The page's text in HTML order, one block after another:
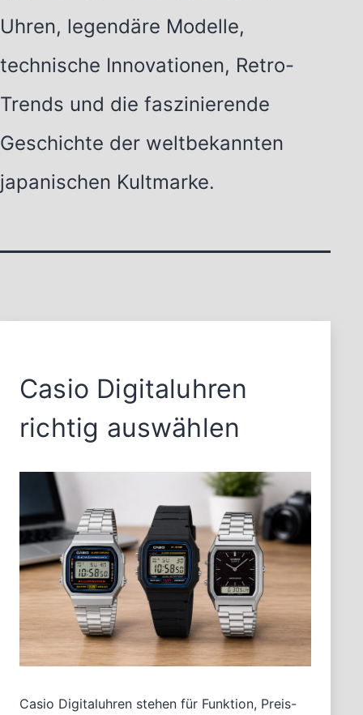
Uhren, legendäre Modelle,
technische Innovationen, Retro-
Trends und die faszinierende
Geschichte der weltbekannten
japanischen Kultmarke.
Casio Digitaluhren
richtig auswählen
Casio Digitaluhren stehen für Funktion, Preis-